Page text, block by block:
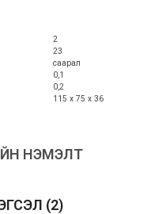
2
23
саарал
0,1
0,2
115 x 75 x 36
НЭМЭЛТ
(2)